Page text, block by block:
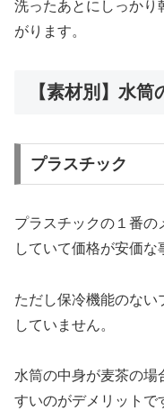
洗ったあとにしっかり
がります。
【素材別】水
プラスチック
プラスチックの１番の
していて価格が安価な
ただし保冷機能のない
していません。
水筒の中身が麦茶の
すいのがデメリットで